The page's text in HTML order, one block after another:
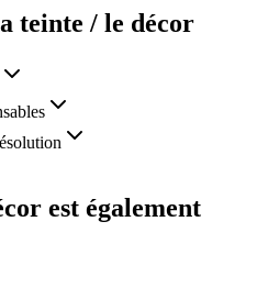
teinte / le décor
est également